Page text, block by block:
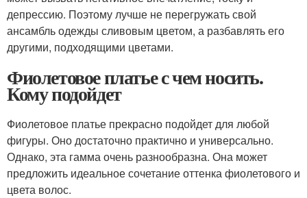
депрессию. Поэтому лучше не перегружать свой
ансамбль одежды сливовым цветом, а разбавлять его
другими, подходящими цветами.
Фиолетовое платье с чем носить.
Кому подойдет
Фиолетовое платье прекрасно подойдет для любой
фигуры. Оно достаточно практично и универсально.
Однако, эта гамма очень разнообразна. Она может
предложить идеальное сочетание оттенка фиолетового и
цвета волос.